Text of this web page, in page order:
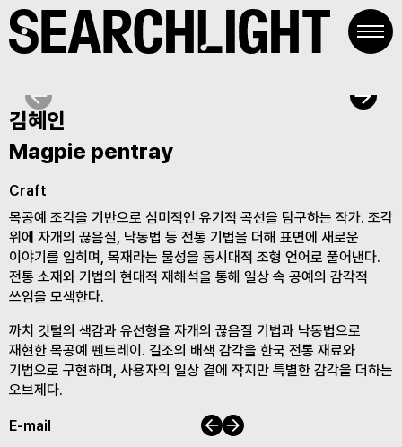
Skip
to
content
김혜인
Magpie pentray
Craft
목공예 조각을 기반으로 심미적인 유기적 곡선을 탐구하는 작가. 조각
위에 자개의 끊음질, 낙동법 등 전통 기법을 더해 표면에 새로운
이야기를 입히며, 목재라는 물성을 동시대적 조형 언어로 풀어낸다.
전통 소재와 기법의 현대적 재해석을 통해 일상 속 공예의 감각적
쓰임을 모색한다.
까치 깃털의 색감과 유선형을 자개의 끊음질 기법과 낙동법으로
재현한 목공예 펜트레이. 길조의 배색 감각을 한국 전통 재료와
기법으로 구현하며, 사용자의 일상 곁에 작지만 특별한 감각을 더하는
오브제다.
E-mail 이전다음